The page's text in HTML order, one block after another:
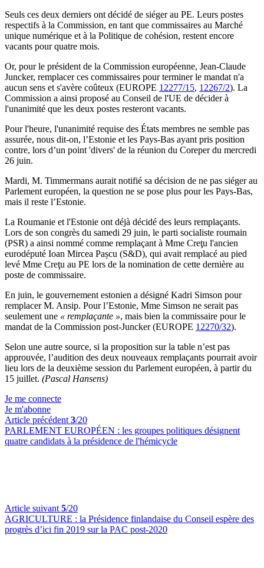
Seuls ces deux derniers ont décidé de siéger au PE. Leurs postes
respectifs à la Commission, en tant que commissaires au Marché
unique numérique et à la Politique de cohésion, restent encore
vacants pour quatre mois.
Or, pour le président de la Commission européenne, Jean-Claude
Juncker, remplacer ces commissaires pour terminer le mandat n'a
aucun sens et s'avère coûteux (EUROPE 12277/15, 12267/2). La
Commission a ainsi proposé au Conseil de l'UE de décider à
l'unanimité que les deux postes resteront vacants.
Pour l'heure, l'unanimité requise des États membres ne semble pas
assurée, nous dit-on, l’Estonie et les Pays-Bas ayant pris position
contre, lors d’un point 'divers' de la réunion du Coreper du mercredi
26 juin.
Mardi, M. Timmermans aurait notifié sa décision de ne pas siéger au
Parlement européen, la question ne se pose plus pour les Pays-Bas,
mais il reste l’Estonie.
La Roumanie et l'Estonie ont déjà décidé des leurs remplaçants.
Lors de son congrès du samedi 29 juin, le parti socialiste roumain
(PSR) a ainsi nommé comme remplaçant à Mme Creţu l'ancien
eurodéputé Ioan Mircea Pașcu (S&D), qui avait remplacé au pied
levé Mme Creţu au PE lors de la nomination de cette dernière au
poste de commissaire.
En juin, le gouvernement estonien a désigné Kadri Simson pour
remplacer M. Ansip. Pour l’Estonie, Mme Simson ne serait pas
seulement une « remplaçante », mais bien la commissaire pour le
mandat de la Commission post-Juncker (EUROPE 12270/32).
Selon une autre source, si la proposition sur la table n’est pas
approuvée, l’audition des deux nouveaux remplaçants pourrait avoir
lieu lors de la deuxième session du Parlement européen, à partir du
15 juillet. (Pascal Hansens)
Je me connecte
Je m'abonne
Article précédent 3/20
PARLEMENT EUROPÉEN : les groupes politiques désignent
quatre candidats à la présidence de l'hémicycle
Article suivant 5/20
AGRICULTURE : la Présidence finlandaise du Conseil espère des
progrès d’ici fin 2019 sur la PAC post-2020